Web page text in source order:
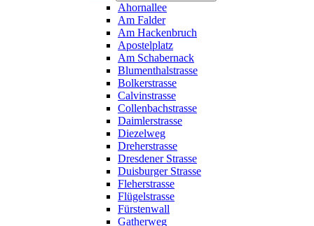
Ahornallee
Am Falder
Am Hackenbruch
Apostelplatz
Am Schabernack
Blumenthalstrasse
Bolkerstrasse
Calvinstrasse
Collenbachstrasse
Daimlerstrasse
Diezelweg
Dreherstrasse
Dresdener Strasse
Duisburger Strasse
Fleherstrasse
Flügelstrasse
Fürstenwall
Gatherweg